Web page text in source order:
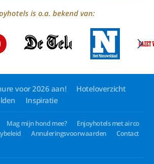
is o.a. bekend van:
voor 2026 aan!
Hoteloverzicht
Inspiratie
Mag mijn hond mee?
Enjoyhotels met airco
Annuleringsvoorwaarden
Contact